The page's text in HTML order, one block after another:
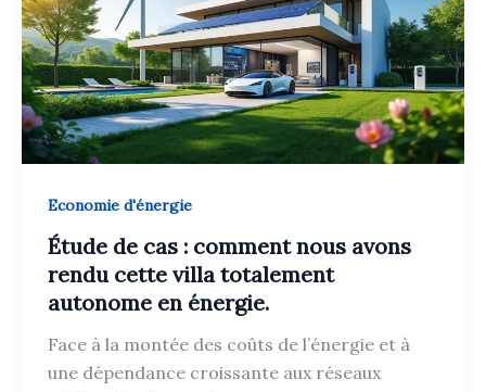
Economie d'énergie
Étude de cas : comment nous avons
rendu cette villa totalement
autonome en énergie.
Face à la montée des coûts de l’énergie et à
une dépendance croissante aux réseaux